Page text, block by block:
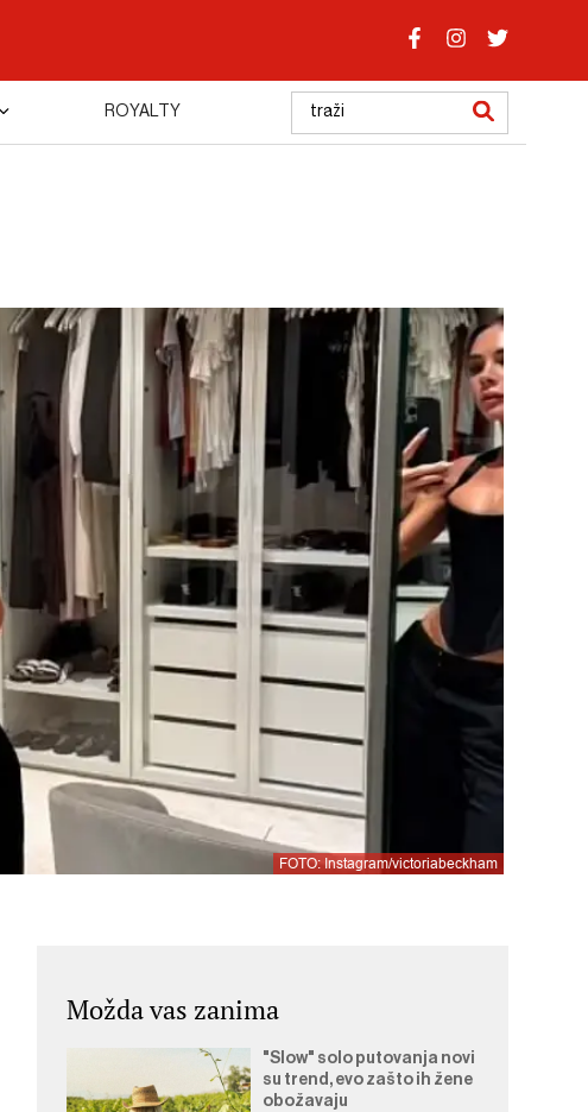
ROYALTY
FOTO: Instagram/victoriabeckham
Možda vas zanima
"Slow" solo putovanja novi
su trend, evo zašto ih žene
obožavaju